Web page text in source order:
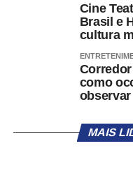
Cine
Brasil e
cultura
como
observar
MAIS